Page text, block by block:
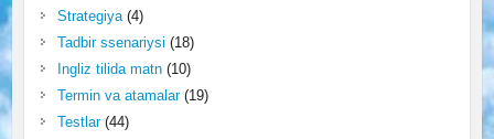
Strategiya(4)
Tadbir ssenariysi (18)
Ingliz tilida matn(10)
Termin va atamalar(19)
Testlar(44)